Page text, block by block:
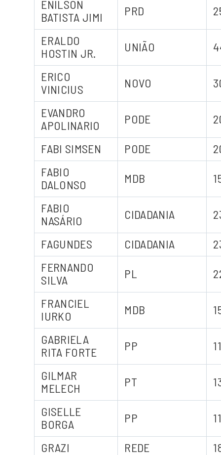
ENILSON
BATISTA JIMI
PRD
ERALDO
HOSTIN JR.
UNIÃO
ERICO
VINICIUS
NOVO
EVANDRO
APOLINARIO
PODE
FABI SIMSEN PODE
FABIO
DALONSO
MDB
FABIO
NASÁRIO
CIDADANIA
FAGUNDES CIDADANIA
FERNANDO
SILVA
PL
FRANCIEL
IURKO
MDB
GABRIELA
RITA FORTE
PP
GILMAR
MELECH
PT
GISELLE
BORGA
PP
GRAZI REDE